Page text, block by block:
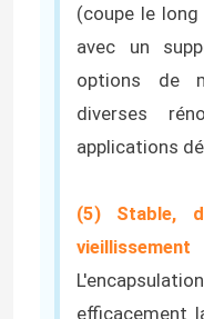
(coupe le
avec un
options de
diverses
applications
(5) Stable,
vieillissement
efficacement